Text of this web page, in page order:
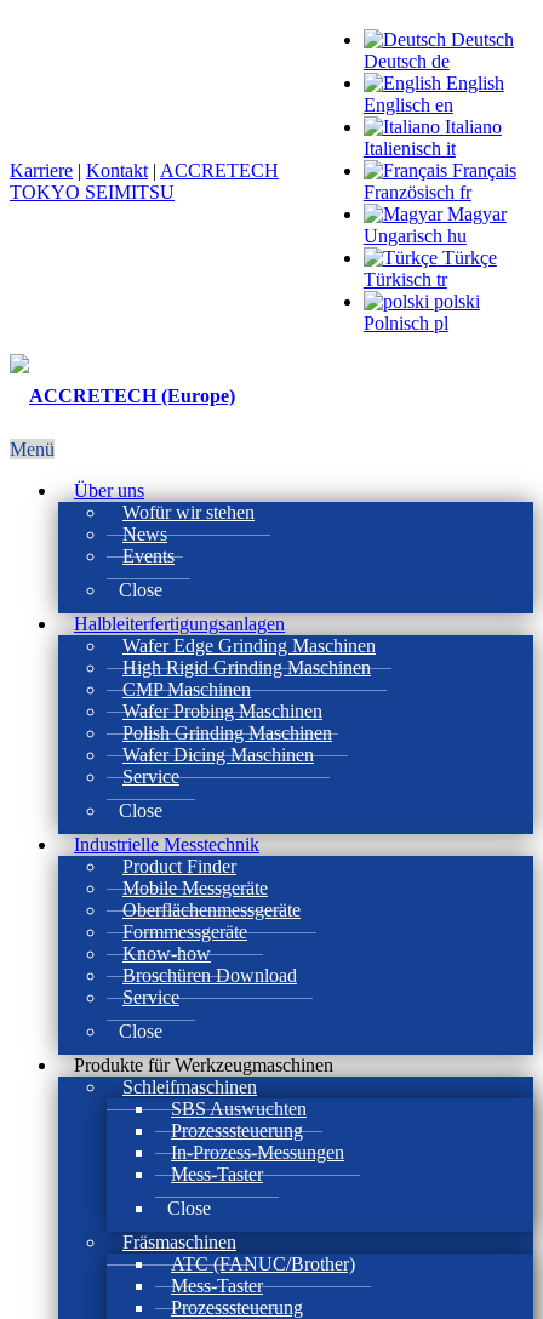
Deutsch
Deutsch de
English
Englisch en
Italiano
Italienisch it
Français
Französisch fr
Magyar
Ungarisch hu
Türkçe
Türkisch tr
polski
Polnisch pl
Karriere | Kontakt | ACCRETECH
TOKYO SEIMITSU
Menü
Über uns
Wofür wir stehen
News
Events
Close
Halbleiterfertigungsanlagen
Wafer Edge Grinding Maschinen
High Rigid Grinding Maschinen
CMP Maschinen
Wafer Probing Maschinen
Polish Grinding Maschinen
Wafer Dicing Maschinen
Service
Close
Industrielle Messtechnik
Product Finder
Mobile Messgeräte
Oberflächenmessgeräte
Formmessgeräte
Know-how
Broschüren Download
Service
Close
Produkte für Werkzeugmaschinen
Schleifmaschinen
SBS Auswuchten
Prozesssteuerung
In-Prozess-Messungen
Mess-Taster
Close
Fräsmaschinen
ATC (FANUC/Brother)
Mess-Taster
Prozesssteuerung